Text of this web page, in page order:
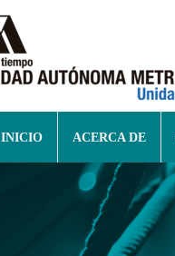
INICIO ACERCA DE